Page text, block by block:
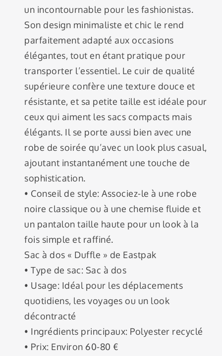
un incontournable pour les fashionistas.
Son design minimaliste et chic le rend
parfaitement adapté aux occasions
élégantes, tout en étant pratique pour
transporter l’essentiel. Le cuir de qualité
supérieure confère une texture douce et
résistante, et sa petite taille est idéale pour
ceux qui aiment les sacs compacts mais
élégants. Il se porte aussi bien avec une
robe de soirée qu’avec un look plus casual,
ajoutant instantanément une touche de
sophistication.
• Conseil de style: Associez-le à une robe
noire classique ou à une chemise fluide et
un pantalon taille haute pour un look à la
fois simple et raffiné.
Sac à dos « Duffle » de Eastpak
• Type de sac: Sac à dos
• Usage: Idéal pour les déplacements
quotidiens, les voyages ou un look
décontracté
• Ingrédients principaux: Polyester recyclé
• Prix: Environ 60-80 €